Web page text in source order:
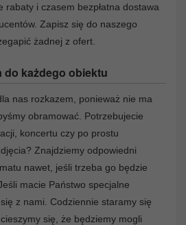
rabaty i czasem bezpłatna dostawa
Zapisz się do naszego
żadnej z ofert.
do każdego obiektu
nas rozkazem, ponieważ nie ma
obramować. Potrzebujecie
koncertu czy po prostu
Znajdziemy odpowiedni
nawet, jeśli trzeba go będzie
macie Państwo specjalne
z nami. Codziennie staramy się
się, że będziemy mogli